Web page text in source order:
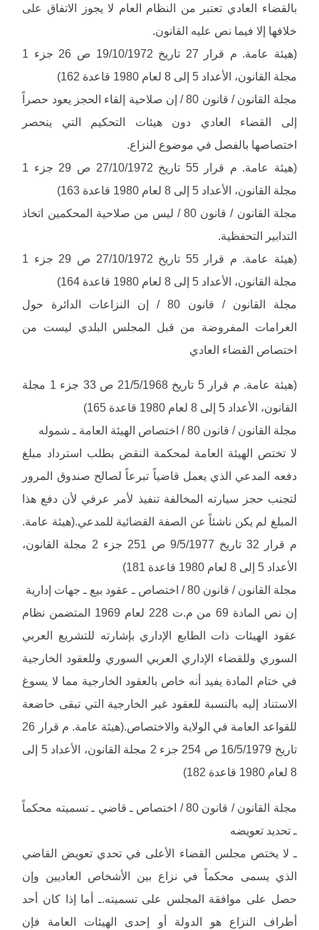
بالقضاء العادي تعتبر من النظام العام لا يجوز الاتفاق على
خلافها إلا فيما نص عليه القانون.
(هيئة عامة. م قرار 27 تاريخ 19/10/1972 ص 26 جزء 1
مجلة القانون، الأعداد 5 إلى 8 لعام 1980 قاعدة 162)
مجلة القانون / قانون 80 / إن صلاحية إلقاء الحجز يعود حصراً
إلى القضاء العادي دون هيئات التحكيم التي ينحصر
اختصاصها بالفصل في موضوع النزاع.
(هيئة عامة. م قرار 55 تاريخ 27/10/1972 ص 29 جزء 1
مجلة القانون، الأعداد 5 إلى 8 لعام 1980 قاعدة 163)
مجلة القانون / قانون 80 / ليس من صلاحية المحكمين اتخاذ
التدابير التحفظية.
(هيئة عامة. م قرار 55 تاريخ 27/10/1972 ص 29 جزء 1
مجلة القانون، الأعداد 5 إلى 8 لعام 1980 قاعدة 164)
مجلة القانون / قانون 80 / إن النزاعات الدائرة حول
الغرامات المفروضة من قبل المجلس البلدي ليست من
اختصاص القضاء العادي
(هيئة عامة. م قرار 5 تاريخ 21/5/1968 ص 33 جزء 1 مجلة
القانون، الأعداد 5 إلى 8 لعام 1980 قاعدة 165)
مجلة القانون / قانون 80 / اختصاص الهيئة العامة ـ شموله
لا تختص الهيئة العامة لمحكمة النقض بطلب استرداد مبلغ
دفعه المدعي الذي يعمل قاضياً تبرعاً لصالح صندوق المرور
لتجنب حجز سيارته المخالفة تنفيذ لأمر عرفي لأن دفع هذا
المبلغ لم يكن ناشئاً عن الصفة القضائية للمدعي.(هيئة عامة.
م قرار 32 تاريخ 9/5/1977 ص 251 جزء 2 مجلة القانون،
الأعداد 5 إلى 8 لعام 1980 قاعدة 181)
مجلة القانون / قانون 80 / اختصاص ـ عقود بيع ـ جهات إدارية
إن نص المادة 69 من م.ت 228 لعام 1969 المتضمن نظام
عقود الهيئات ذات الطابع الإداري بإشارته للتشريع العربي
السوري وللقضاء الإداري العربي السوري وللعقود الخارجية
في ختام المادة يفيد أنه خاص بالعقود الخارجية مما لا يسوغ
الاستناد إليه بالنسبة للعقود غير الخارجية التي تبقى خاضعة
للقواعد العامة في الولاية والاختصاص.(هيئة عامة. م قرار 26
تاريخ 16/5/1979 ص 254 جزء 2 مجلة القانون، الأعداد 5 إلى
8 لعام 1980 قاعدة 182)
مجلة القانون / قانون 80 / اختصاص ـ قاضي ـ تسميته محكماً
ـ تحديد تعويضه
ـ لا يختص مجلس القضاء الأعلى في تحدي تعويض القاضي
الذي يسمى محكماً في نزاع بين الأشخاص العاديين وإن
حصل على موافقة المجلس على تسميته.ـ أما إذا كان أحد
أطراف النزاع هو الدولة أو إحدى الهيئات العامة فإن